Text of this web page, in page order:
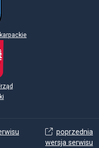
poprzednia
wersja serwisu